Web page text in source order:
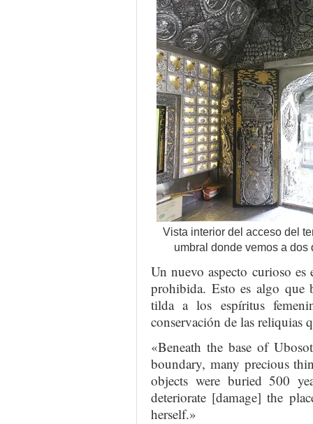
Vista interior del acceso del
umbral donde vemos a
Un nuevo aspecto curioso es
prohibida. Esto es algo que
tilda a los espíritus
conservación de las reliquias
«Beneath the base of
boundary, many precious
objects were buried 500
deteriorate [damage] the
herself.»